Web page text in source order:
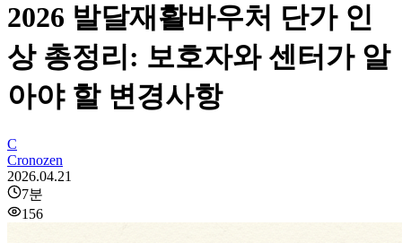
2026 발달재활바우처 단가 인
상 총정리: 보호자와 센터가 알
아야 할 변경사항
C
Cronozen
2026.04.21
7분
156